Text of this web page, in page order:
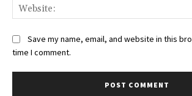
Save my name, email, and website in this
time I comment.